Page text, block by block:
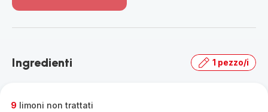
dettagli
la
Ingredienti 1 pezzo/i
9 limoni non trattati